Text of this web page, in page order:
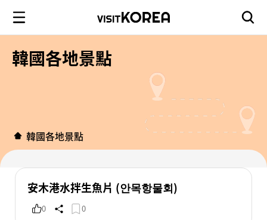
韓國各地景點
韓國各地景點
安木港水拌生魚片 (안목항물회)
0 0